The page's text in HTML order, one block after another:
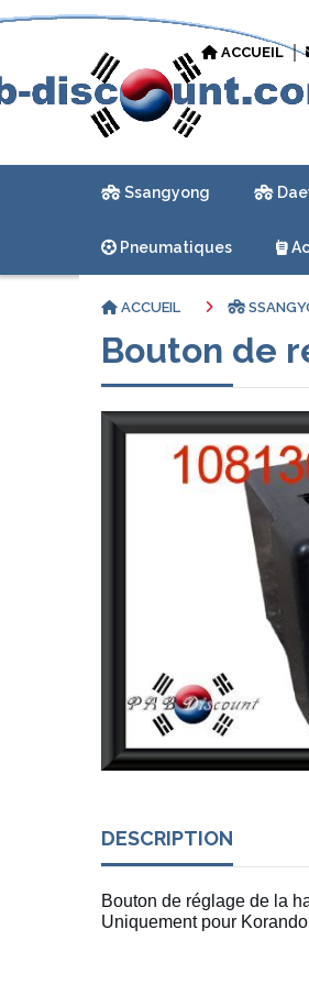
ACCUEIL
Ssangyong
Pneumatiques
ACCUEIL
Bouton de
DESCRIPTION
Bouton de réglage de la
Uniquement pour